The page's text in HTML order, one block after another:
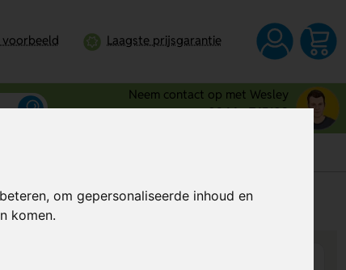
om gepersonaliseerde inhoud en
komen.
Laagste prijsgarantie
Neem contact op met Wesley
0344 - 745109
Al vanaf€ 5,43 per stuk (excl. BTW)